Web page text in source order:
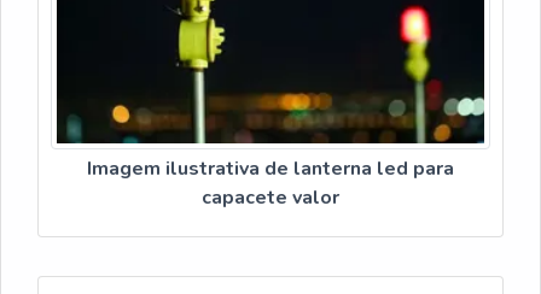
Imagem ilustrativa de lanterna led para
capacete valor